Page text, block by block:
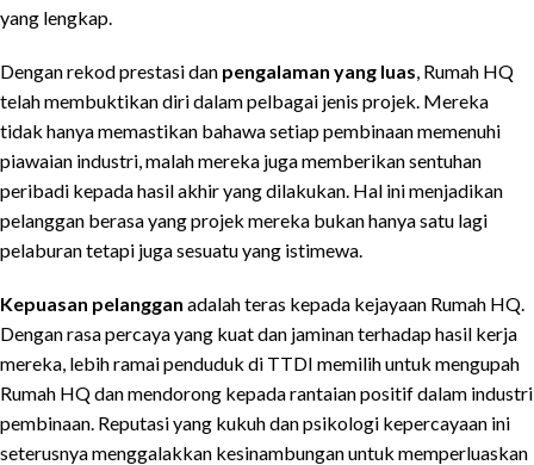
yang lengkap.
Dengan rekod prestasi dan pengalaman yang luas , Rumah HQ
telah membuktikan diri dalam pelbagai jenis projek. Mereka
tidak hanya memastikan bahawa setiap pembinaan memenuhi
piawaian industri, malah mereka juga memberikan sentuhan
peribadi kepada hasil akhir yang dilakukan. Hal ini menjadikan
pelanggan berasa yang projek mereka bukan hanya satu lagi
pelaburan tetapi juga sesuatu yang istimewa.
Kepuasan pelanggan adalah teras kepada kejayaan Rumah HQ.
Dengan rasa percaya yang kuat dan jaminan terhadap hasil kerja
mereka, lebih ramai penduduk di TTDI memilih untuk mengupah
Rumah HQ dan mendorong kepada rantaian positif dalam industri
pembinaan. Reputasi yang kukuh dan psikologi kepercayaan ini
seterusnya menggalakkan kesinambungan untuk memperluaskan